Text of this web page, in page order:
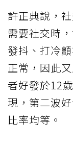
許正典說，
需要社交時
發抖、打冷
正常，因此
者好發於12
現，第二波
比率均等。